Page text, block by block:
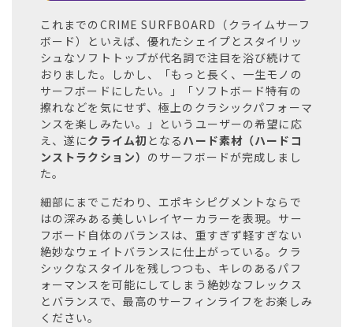
これまでのCRIME SURFBOARD（クライムサーフ
ボード）といえば、優れたシェイプとスタイリッ
シュなソフトトップが代名詞で注目を浴び続けて
おりました。しかし、「もっと長く、一生モノの
サーフボードにしたい。」「ソフトボード特有の
擦れなどを気にせず、極上のクラシックパフォーマ
ンスを楽しみたい。」というユーザーの希望に応
え、遂にクライム初 となる ハード素材（ハードコ
ンストラクション） のサーフボードが完成しまし
た。
細部にまでこだわり、エポキシピグメントならで
はの深みある美しいレイヤーカラーを表現。サー
フボード自体のバランスは、重すぎず軽すぎない
絶妙なウェイトバランスに仕上がっている。クラ
シックなスタイルを残しつつも、キレのあるパフ
ォーマンスを可能にしてしまう絶妙なフレックス
とバランスで、最高のサーフィンライフをお楽しみ
ください。